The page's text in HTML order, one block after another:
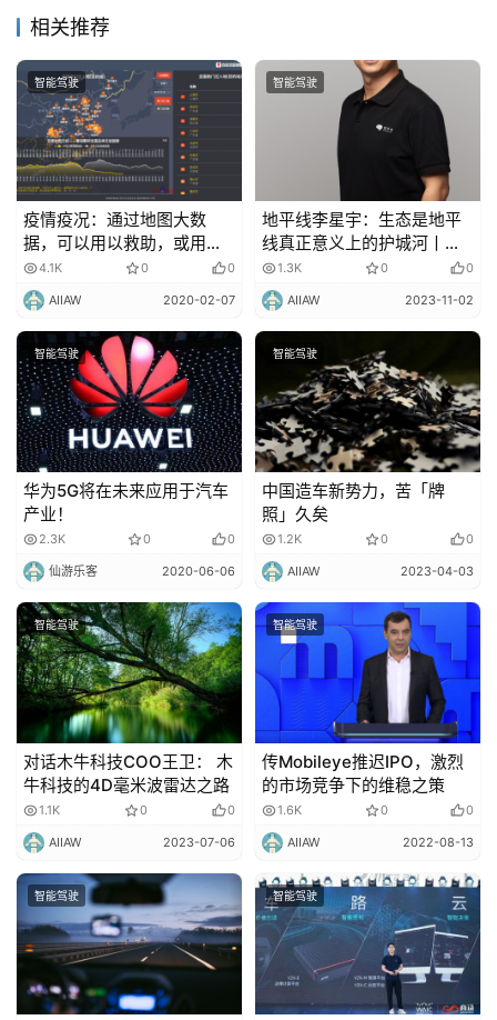
相关推荐
智能驾驶
疫情疫况：通过地图大数
据，可以用以救助，或用以
提醒！
4.1K 0 0
AIIAW 2020-02-07
智能驾驶
地平线李星宇：生态是地平
线真正意义上的护城河丨汽
车芯片十人谈
1.3K 0 0
AIIAW 2023-11-02
智能驾驶
华为5G将在未来应用于汽车
产业！
2.3K 0 0
仙游乐客 2020-06-06
智能驾驶
中国造车新势力，苦「牌
照」久矣
1.2K 0 0
AIIAW 2023-04-03
智能驾驶
对话木牛科技COO王卫： 木
牛科技的4D毫米波雷达之路
1.1K 0 0
AIIAW 2023-07-06
智能驾驶
传Mobileye推迟IPO，激烈
的市场竞争下的维稳之策
1.6K 0 0
AIIAW 2022-08-13
智能驾驶 智能驾驶